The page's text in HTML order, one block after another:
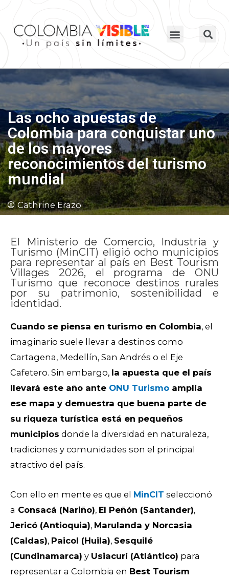
Las ocho apuestas de
Colombia para conquistar uno
de los mayores
reconocimientos del turismo
mundial
Cathrine Erazo
El Ministerio de Comercio, Industria y
Turismo (MinCIT) eligió ocho municipios
para representar al país en Best Tourism
Villages 2026, el programa de ONU
Turismo que reconoce destinos rurales
por su patrimonio, sostenibilidad e
identidad.
Cuando se piensa en turismo en Colombia, el
imaginario suele llevar a destinos como
Cartagena, Medellín, San Andrés o el Eje
Cafetero. Sin embargo, la apuesta que el país
llevará este año ante ONU Turismo amplía
ese mapa y demuestra que buena parte de
su riqueza turística está en pequeños
municipios donde la diversidad en naturaleza,
tradiciones y comunidades son el principal
atractivo del país.
Con ello en mente es que el MinCIT seleccionó
a Consacá (Nariño), El Peñón (Santander),
Jericó (Antioquia), Marulanda y Norcasia
(Caldas), Paicol (Huila), Sesquilé
(Cundinamarca) y Usiacurí (Atlántico) para
representar a Colombia en Best Tourism